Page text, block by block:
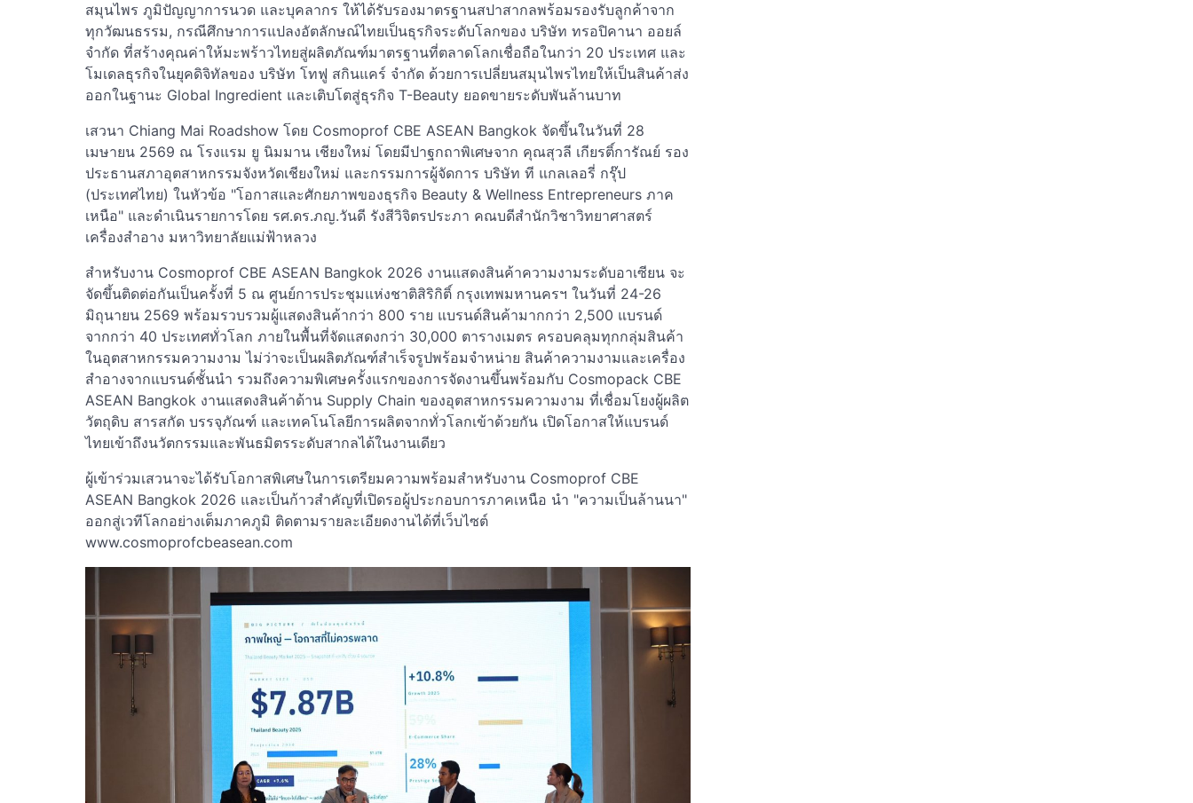
สมุนไพร ภูมิปัญญาการนวด และบุคลากร ให้ได้รับรองมาตรฐานสปาสากลพร้อมรองรับลูกค้าจาก
ทุกวัฒนธรรม, กรณีศึกษาการแปลงอัตลักษณ์ไทยเป็นธุรกิจระดับโลกของ บริษัท ทรอปิคานา ออยล์
จำกัด ที่สร้างคุณค่าให้มะพร้าวไทยสู่ผลิตภัณฑ์มาตรฐานที่ตลาดโลกเชื่อถือในกว่า 20 ประเทศ และ
โมเดลธุรกิจในยุคดิจิทัลของ บริษัท โทฟู สกินแคร์ จำกัด ด้วยการเปลี่ยนสมุนไพรไทยให้เป็นสินค้าส่ง
ออกในฐานะ Global Ingredient และเติบโตสู่ธุรกิจ T-Beauty ยอดขายระดับพันล้านบาท
เสวนา Chiang Mai Roadshow โดย Cosmoprof CBE ASEAN Bangkok จัดขึ้นในวันที่ 28
เมษายน 2569 ณ โรงแรม ยู นิมมาน เชียงใหม่ โดยมีปาฐกถาพิเศษจาก คุณสุวลี เกียรติ์การัณย์ รอง
ประธานสภาอุตสาหกรรมจังหวัดเชียงใหม่ และกรรมการผู้จัดการ บริษัท ที แกลเลอรี่ กรุ๊ป
(ประเทศไทย) ในหัวข้อ "โอกาสและศักยภาพของธุรกิจ Beauty & Wellness Entrepreneurs ภาค
เหนือ" และดำเนินรายการโดย รศ.ดร.ภญ.วันดี รังสีวิจิตรประภา คณบดีสำนักวิชาวิทยาศาสตร์
เครื่องสำอาง มหาวิทยาลัยแม่ฟ้าหลวง
สำหรับงาน Cosmoprof CBE ASEAN Bangkok 2026 งานแสดงสินค้าความงามระดับอาเซียน จะ
จัดขึ้นติดต่อกันเป็นครั้งที่ 5 ณ ศูนย์การประชุมแห่งชาติสิริกิติ์ กรุงเทพมหานครฯ ในวันที่ 24-26
มิถุนายน 2569 พร้อมรวบรวมผู้แสดงสินค้ากว่า 800 ราย แบรนด์สินค้ามากกว่า 2,500 แบรนด์
จากกว่า 40 ประเทศทั่วโลก ภายในพื้นที่จัดแสดงกว่า 30,000 ตารางเมตร ครอบคลุมทุกกลุ่มสินค้า
ในอุตสาหกรรมความงาม ไม่ว่าจะเป็นผลิตภัณฑ์สำเร็จรูปพร้อมจำหน่าย สินค้าความงามและเครื่อง
สำอางจากแบรนด์ชั้นนำ รวมถึงความพิเศษครั้งแรกของการจัดงานขึ้นพร้อมกับ Cosmopack CBE
ASEAN Bangkok งานแสดงสินค้าด้าน Supply Chain ของอุตสาหกรรมความงาม ที่เชื่อมโยงผู้ผลิต
วัตถุดิบ สารสกัด บรรจุภัณฑ์ และเทคโนโลยีการผลิตจากทั่วโลกเข้าด้วยกัน เปิดโอกาสให้แบรนด์
ไทยเข้าถึงนวัตกรรมและพันธมิตรระดับสากลได้ในงานเดียว
ผู้เข้าร่วมเสวนาจะได้รับโอกาสพิเศษในการเตรียมความพร้อมสำหรับงาน Cosmoprof CBE
ASEAN Bangkok 2026 และเป็นก้าวสำคัญที่เปิดรอผู้ประกอบการภาคเหนือ นำ "ความเป็นล้านนา"
ออกสู่เวทีโลกอย่างเต็มภาคภูมิ ติดตามรายละเอียดงานได้ที่เว็บไซต์
www.cosmoprofcbeasean.com